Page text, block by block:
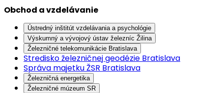
Obchod a vzdelávanie
Ústredný inštitút vzdelávania a psychológie
Výskumný a vývojový ústav železníc Žilina
Železničné telekomunikácie Bratislava
Stredisko železničnej geodézie Bratislava
Správa majetku ŽSR Bratislava
Železničná energetika
Železničné múzeum SR